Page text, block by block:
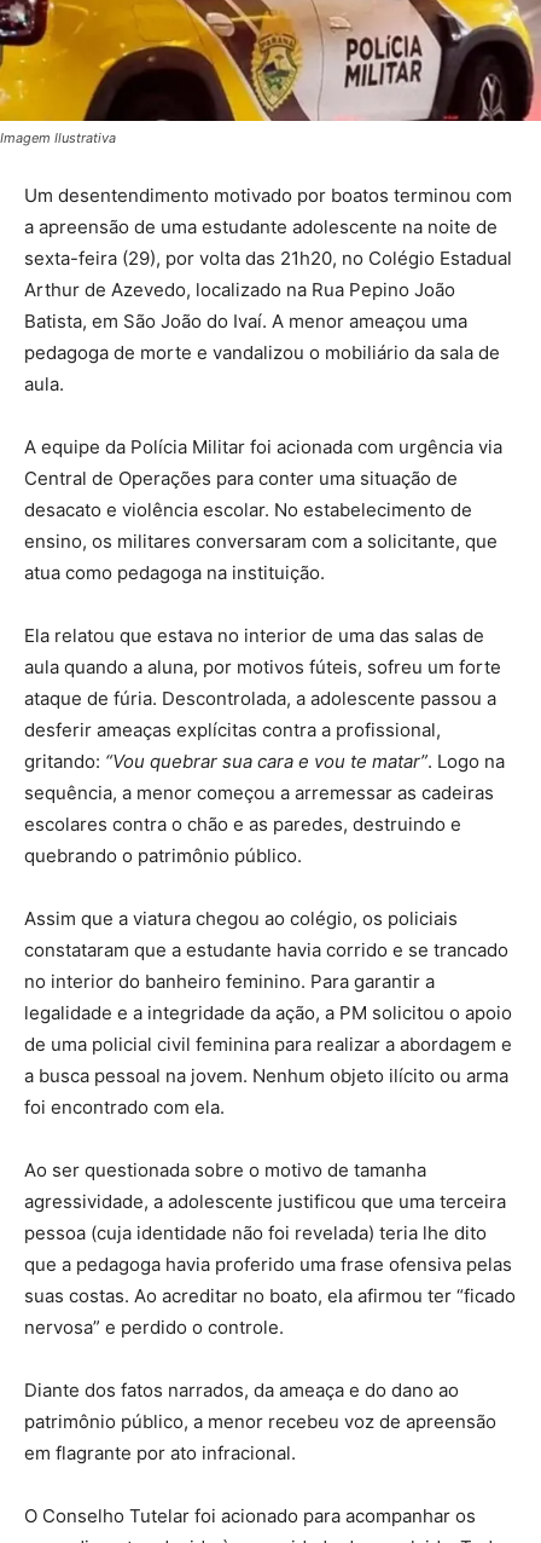
Imagem Ilustrativa
Um desentendimento motivado por boatos terminou com
a apreensão de uma estudante adolescente na noite de
sexta-feira (29), por volta das 21h20, no Colégio Estadual
Arthur de Azevedo, localizado na Rua Pepino João
Batista, em São João do Ivaí. A menor ameaçou uma
pedagoga de morte e vandalizou o mobiliário da sala de
aula.
A equipe da Polícia Militar foi acionada com urgência via
Central de Operações para conter uma situação de
desacato e violência escolar. No estabelecimento de
ensino, os militares conversaram com a solicitante, que
atua como pedagoga na instituição.
Ela relatou que estava no interior de uma das salas de
aula quando a aluna, por motivos fúteis, sofreu um forte
ataque de fúria. Descontrolada, a adolescente passou a
desferir ameaças explícitas contra a profissional,
gritando: “Vou quebrar sua cara e vou te matar”. Logo na
sequência, a menor começou a arremessar as cadeiras
escolares contra o chão e as paredes, destruindo e
quebrando o patrimônio público.
Assim que a viatura chegou ao colégio, os policiais
constataram que a estudante havia corrido e se trancado
no interior do banheiro feminino. Para garantir a
legalidade e a integridade da ação, a PM solicitou o apoio
de uma policial civil feminina para realizar a abordagem e
a busca pessoal na jovem. Nenhum objeto ilícito ou arma
foi encontrado com ela.
Ao ser questionada sobre o motivo de tamanha
agressividade, a adolescente justificou que uma terceira
pessoa (cuja identidade não foi revelada) teria lhe dito
que a pedagoga havia proferido uma frase ofensiva pelas
suas costas. Ao acreditar no boato, ela afirmou ter “ficado
nervosa” e perdido o controle.
Diante dos fatos narrados, da ameaça e do dano ao
patrimônio público, a menor recebeu voz de apreensão
em flagrante por ato infracional.
O Conselho Tutelar foi acionado para acompanhar os